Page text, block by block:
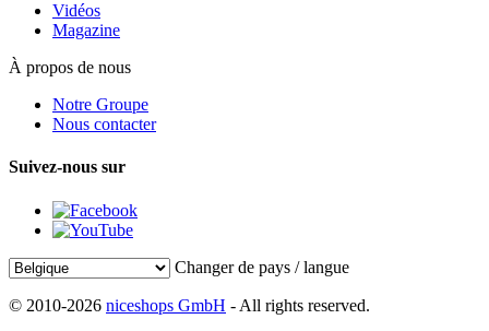
Vidéos
Magazine
À propos de nous
Notre Groupe
Nous contacter
Suivez-nous sur
Changer de pays / langue
© 2010-2026 niceshops GmbH - All rights reserved.